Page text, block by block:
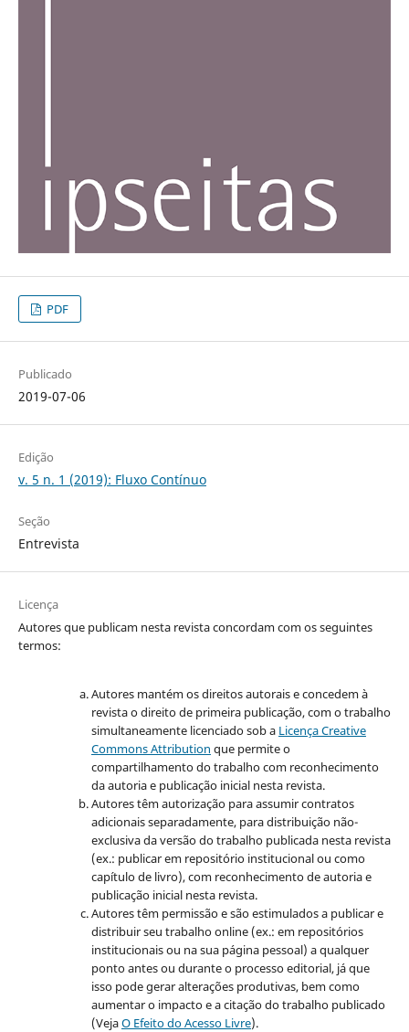
PDF
Publicado
2019-07-06
Edição
v. 5 n. 1 (2019): Fluxo Contínuo
Seção
Entrevista
Licença
Autores que publicam nesta revista concordam com os seguintes
termos:
Autores mantém os direitos autorais e concedem à
revista o direito de primeira publicação, com o trabalho
simultaneamente licenciado sob a Licença Creative
Commons Attribution que permite o
compartilhamento do trabalho com reconhecimento
da autoria e publicação inicial nesta revista.
Autores têm autorização para assumir contratos
adicionais separadamente, para distribuição não-
exclusiva da versão do trabalho publicada nesta revista
(ex.: publicar em repositório institucional ou como
capítulo de livro), com reconhecimento de autoria e
publicação inicial nesta revista.
Autores têm permissão e são estimulados a publicar e
distribuir seu trabalho online (ex.: em repositórios
institucionais ou na sua página pessoal) a qualquer
ponto antes ou durante o processo editorial, já que
isso pode gerar alterações produtivas, bem como
aumentar o impacto e a citação do trabalho publicado
(VejaO Efeito do Acesso Livre).